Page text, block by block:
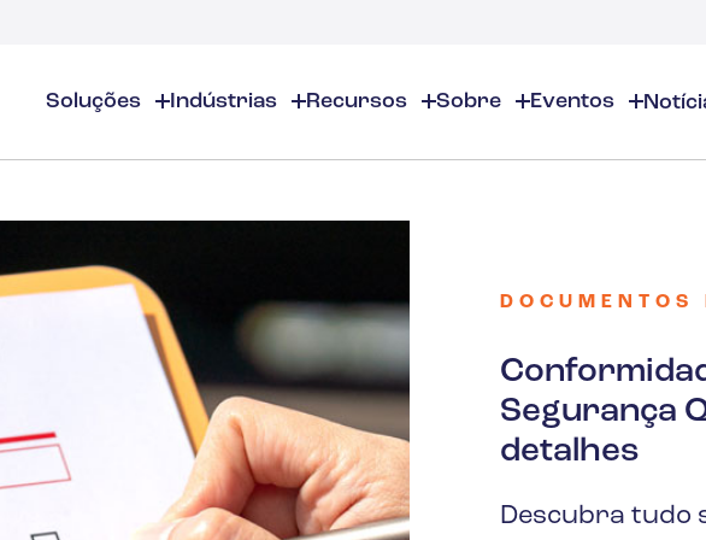
Soluções Indústrias Recursos Sobre Eventos
químicos
de substâncias
Calendário de conformidade
Gestão de Inventários de
Distribuição e Gestão de
Gestão ESG
Gestão de incidentes
Especiais
Aromas e Fragrâncias
Educação superior
Construção
Gestão Ambiental
Gerenciamento de Riscos
Justificativa de negócios
Parceiros
Contate-nos
Webcasts
DOCUMENTOS
Segurança
detalhes
Descubra tudo